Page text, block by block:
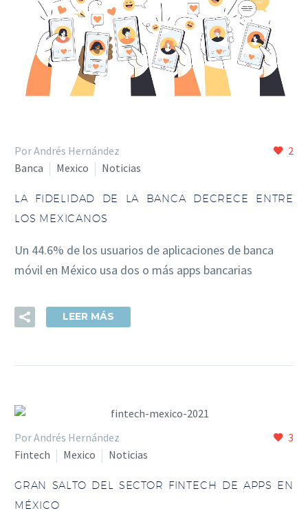
2
Por Andrés Hernández
Banca
Mexico Noticias
LA FIDELIDAD DE LA BANCA DECRECE ENTRE
LOS MEXICANOS
Un 44.6% de los usuarios de aplicaciones de banca
móvil en México usa dos o más apps bancarias
LEER MÁS
3
Por Andrés Hernández
Fintech
Mexico Noticias
GRAN SALTO DEL SECTOR FINTECH DE APPS EN
MÉXICO